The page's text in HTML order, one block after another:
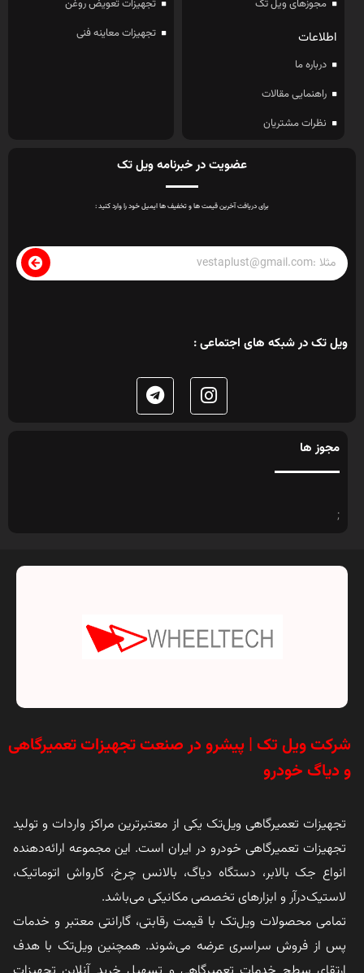
مجوزهای ویل تک
اطلاعات
درباره ما
راهنمایی مقالات
نظرات مشتریان
تجهیزات تعویض روغن
تجهیزات معاینه فنی
عضویت در خبرنامه ویل تک
برای دریافت آخرین قیمت ها و تخفیف ها ایمیل خود را وارد کنید :
ویل تک در شبکه های اجتماعی :
مجوز ها
;
شرکت ویل تک | پیشرو در صنعت تجهیزات تعمیرگاهی
و دیاگ خودرو
تجهیزات تعمیرگاهی ویل‌تک یکی از معتبرترین مراکز واردات و تولید
تجهیزات تعمیرگاهی خودرو در ایران است. این مجموعه ارائه‌دهنده
انواع جک بالابر، دستگاه دیاگ، بالانس چرخ، کارواش اتوماتیک،
لاستیک‌درآر و ابزارهای تخصصی مکانیکی می‌باشد.
تمامی محصولات ویل‌تک با قیمت رقابتی، گارانتی معتبر و خدمات
پس از فروش سراسری عرضه می‌شوند. همچنین ویل‌تک با هدف